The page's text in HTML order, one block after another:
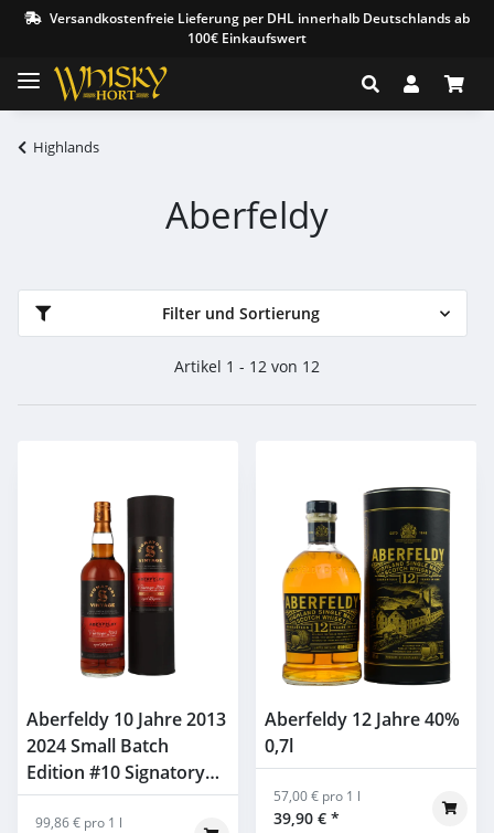
Versandkostenfreie Lieferung per DHL innerhalb Deutschlands ab
100€ Einkaufswert
Highlands
Aberfeldy
Filter und Sortierung
Artikel 1 - 12 von 12
Aberfeldy 10 Jahre 2013
2024 Small Batch
Edition #10 Signatory
48,2% 0,7l
99,86 € pro 1 l
Aberfeldy 12 Jahre 40%
0,7l
39,90 € *
57,00 € pro 1 l